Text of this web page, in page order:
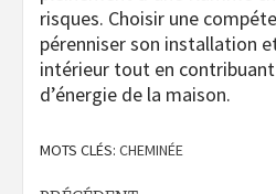
risques. Choisir une
pérenniser son installation
intérieur tout en
d’énergie de la maison.
MOTS CLÉS: CHEMINÉE